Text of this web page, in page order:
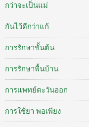
กว่าจะเป็นแม่
กันไว้ดีกว่าแก้
การรักษาขั้นต้น
การรักษาพื้นบ้าน
การแพทย์ตะวันออก
การใช้ยา พอเพียง